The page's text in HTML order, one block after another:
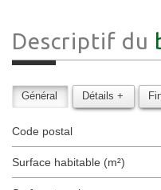
Descriptif du
Général Détails +
Code postal
Surface habitable (m²)